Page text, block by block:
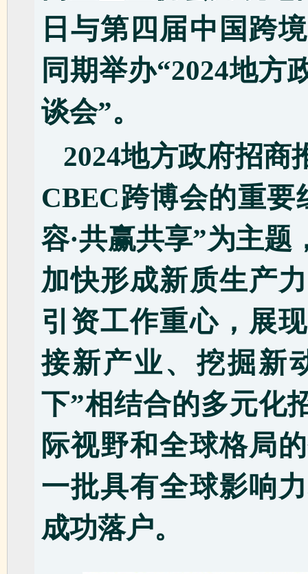
日与第四届中国跨
同期举办“2024地方
谈会”。
2024地方政府招商
CBEC跨博会的重
容·共赢共享”为主
加快形成新质生产
引资工作重心，展
接新产业、挖掘新
下”相结合的多元化
际视野和全球格局
一批具有全球影响
成功落户。